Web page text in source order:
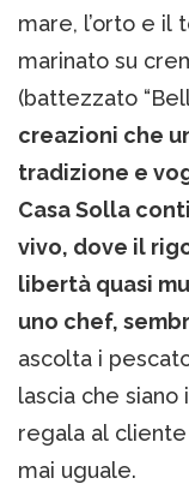
mare, l’orto e il
marinato su
(battezzato
creazioni che
tradizione e
Casa Solla
vivo, dove il
libertà quasi
uno chef,
ascolta i
lascia che
regala al
mai uguale.